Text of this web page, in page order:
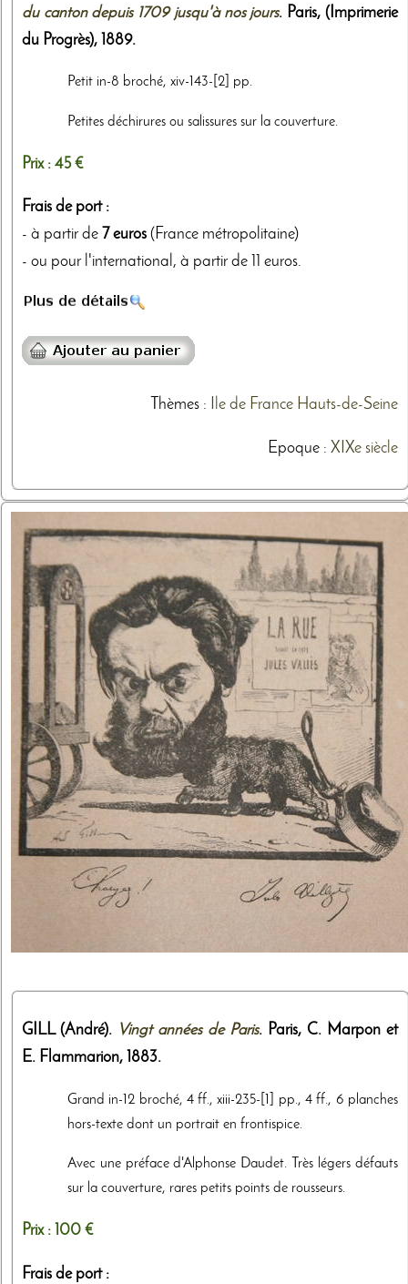
du canton depuis 1709 jusqu'à nos jours. Paris, (Imprimerie
du Progrès), 1889.
Petit in-8 broché, xiv-143-[2] pp.
Petites déchirures ou salissures sur la couverture.
Prix : 45 €
Frais de port :
- à partir de 7 euros (France métropolitaine)
- ou pour l'international, à partir de 11 euros.
Thèmes: Ile de France Hauts-de-Seine
Epoque : XIXe siècle
GILL (André). Vingt années de Paris. Paris, C. Marpon et
E. Flammarion, 1883.
Grand in-12 broché, 4 ff., xiii-235-[1] pp., 4 ff., 6 planches
hors-texte dont un portrait en frontispice.
Avec une préface d'Alphonse Daudet. Très légers défauts
sur la couverture, rares petits points de rousseurs.
Prix : 100 €
Frais de port :